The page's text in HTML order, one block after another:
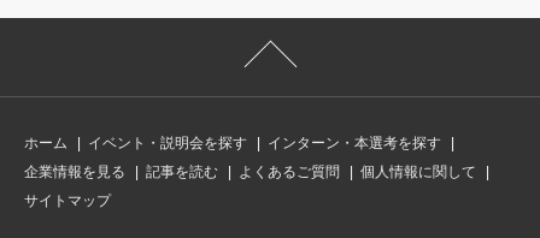
ホーム イベント・説明会を探す
インターン・本選考を探す
企業情報を見る
記事を読む よくあるご質問
個人情報に関して
サイトマップ